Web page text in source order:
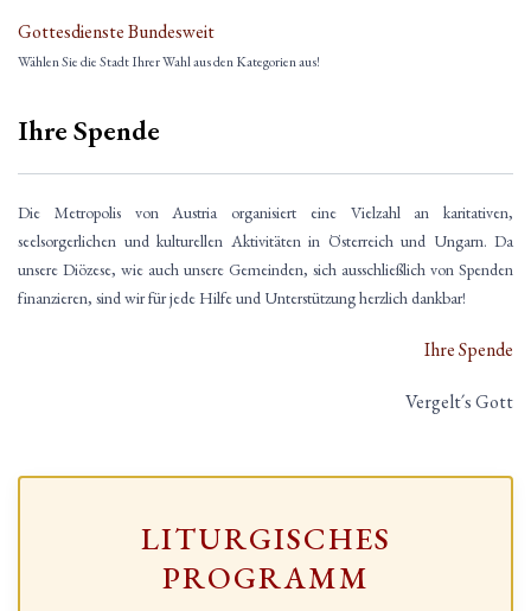
Gottesdienste Bundesweit
Wählen Sie die Stadt Ihrer Wahl aus den Kategorien aus!
Ihre Spende
Die Metropolis von Austria organisiert eine Vielzahl an karitativen,
seelsorgerlichen und kulturellen Aktivitäten in Österreich und Ungarn. Da
unsere Diözese, wie auch unsere Gemeinden, sich ausschließlich von Spenden
finanzieren, sind wir für jede Hilfe und Unterstützung herzlich dankbar!
Ihre Spende
Vergelt´s Gott
LITURGISCHES
PROGRAMM